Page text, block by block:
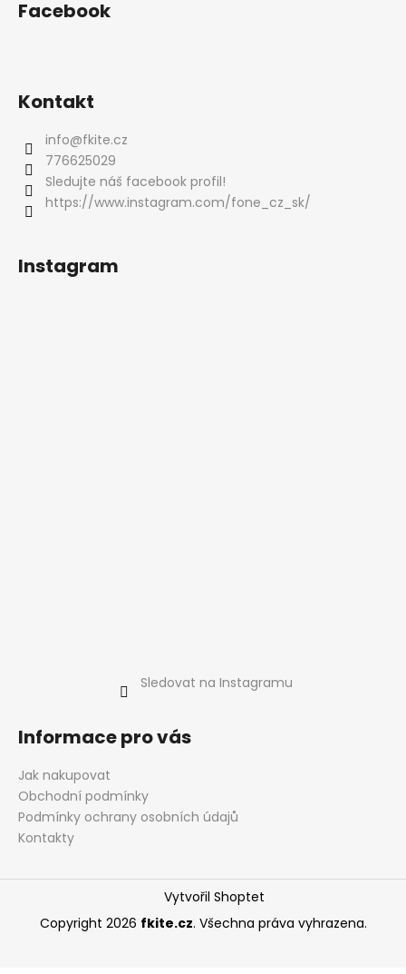
Facebook
Kontakt
info@fkite.cz
776625029
Sledujte náš facebook profil!
https://www.instagram.com/fone_cz_sk/
Instagram
Sledovat na Instagramu
Informace pro vás
Jak nakupovat
Obchodní podmínky
Podmínky ochrany osobních údajů
Kontakty
Vytvořil Shoptet
Copyright 2026 fkite.cz. Všechna práva vyhrazena.